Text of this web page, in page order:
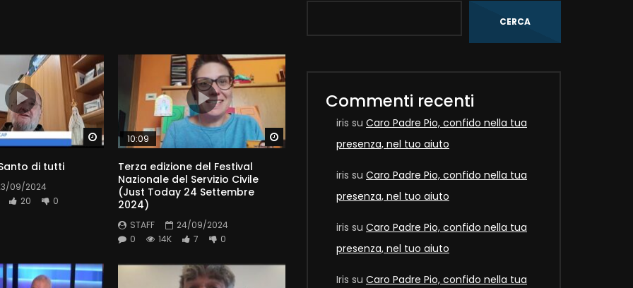
Watch Later
di tutti
09/2024
20 0
Watch Later
10:09
Terza edizione del Festival
Nazionale del Servizio Civile
(Just Today 24 Settembre
2024)
STAFF
24/09/2024
0
14K 7 0
CERCA
Commenti recenti
iris su Caro Padre Pio, confido nella tua
presenza, nel tuo aiuto
iris su Caro Padre Pio, confido nella tua
presenza, nel tuo aiuto
iris su Caro Padre Pio, confido nella tua
presenza, nel tuo aiuto
Iris su Caro Padre Pio, confido nella tua